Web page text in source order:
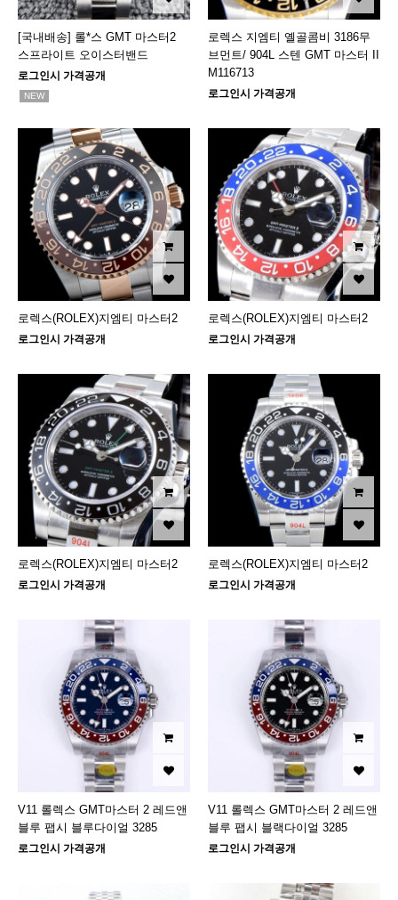
[국내배송] 롤*스 GMT 마스터2
스프라이트 오이스터밴드
로그인시 가격공개
NEW
로렉스 지엠티 옐골콤비 3186무
브먼트/ 904L 스텐 GMT 마스터 II
M116713
로그인시 가격공개
로렉스(ROLEX)지엠티 마스터2
로그인시 가격공개
로렉스(ROLEX)지엠티 마스터2
로그인시 가격공개
로렉스(ROLEX)지엠티 마스터2
로그인시 가격공개
로렉스(ROLEX)지엠티 마스터2
로그인시 가격공개
V11 롤렉스 GMT마스터 2 레드앤
블루 팹시 블루다이얼 3285
로그인시 가격공개
V11 롤렉스 GMT마스터 2 레드앤
블루 팹시 블랙다이얼 3285
로그인시 가격공개